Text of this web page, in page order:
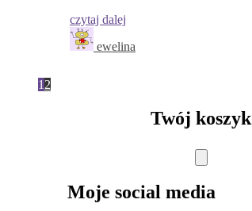
czytaj dalej
ewelina
1 2
Twój koszyk
Moje social media